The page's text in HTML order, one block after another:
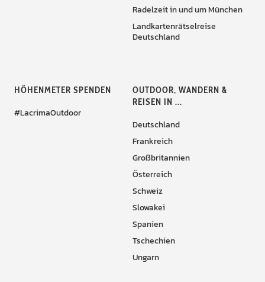
Radelzeit in und um München
Landkartenrätselreise
Deutschland
HÖHENMETER SPENDEN
#LacrimaOutdoor
OUTDOOR, WANDERN &
REISEN IN ...
Deutschland
Frankreich
Großbritannien
Österreich
Schweiz
Slowakei
Spanien
Tschechien
Ungarn